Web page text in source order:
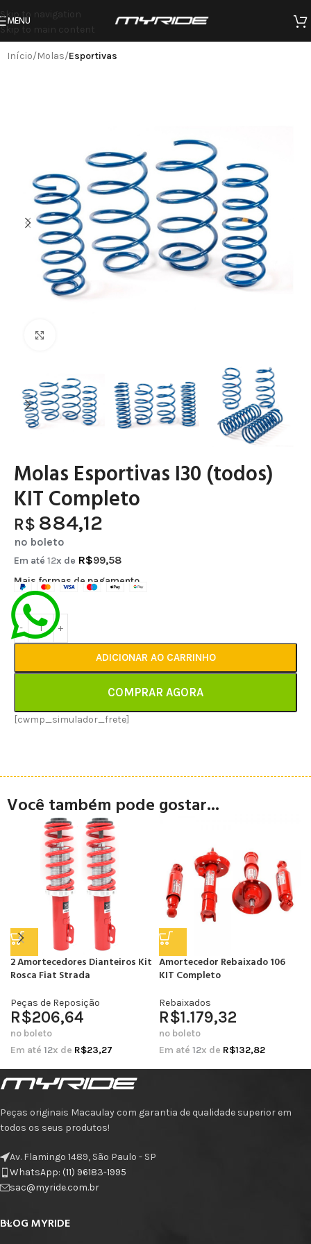
Skip to navigation
Skip to main content
MENU
Início Molas Esportivas
Molas Esportivas I30 (todos)
KIT Completo
R$ 884,12
no boleto
Em até 12x de R$99,58
Mais formas de pagamento
ADICIONAR AO CARRINHO
COMPRAR AGORA
[cwmp_simulador_frete]
Você também pode gostar...
2 Amortecedores Dianteiros Kit
Rosca Fiat Strada
Peças de Reposição
R$206,64
no boleto
Em até 12x de R$23,27
Amortecedor Rebaixado 106
KIT Completo
Rebaixados
R$1.179,32
no boleto
Em até 12x de R$132,82
Peças originais Macaulay com garantia de qualidade superior em
todos os seus produtos!
Av. Flamingo 1489, São Paulo - SP
WhatsApp: (11) 96183-1995
sac@myride.com.br
BLOG MYRIDE